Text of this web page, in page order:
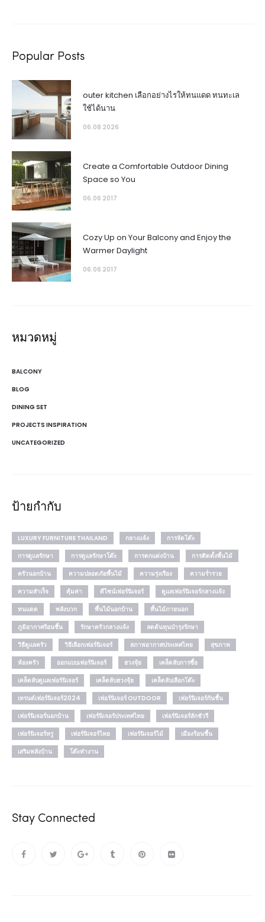
Popular Posts
outer kitchen เลือกอย่างไรให้ทนแดด ทนทะเล
ใช้ได้นาน
06.08 2026
Create a Comfortable Outdoor Dining
Space so You
06.06 2017
Cozy Up on Your Balcony and Enjoy the
Warmer Daylight
06.06 2017
หมวดหมู่
BALCONY
BLOG
DINING SET
PROJECTS INSPIRATION
UNCATEGORIZED
ป้ายกำกับ
LUXURY FURNITURE THAILAND กลางแจ้ง
การจัดโต๊ะ
การดูแลรักษา
การดูแลรักษาโต๊ะ การตกแต่งบ้าน
การติดตั้งพื้นไม้
ครัวนอกบ้าน
ความปลอดภัยพื้นไม้ ความรุ่งเรือง
ความร่ำรวย
ความสำเร็จ
คุ้มค่า ดีไซน์เฟอร์นิเจอร์
ดูแลเฟอร์นิเจอร์กลางแจ้ง
ทนแดด
พลังบวก พื้นไม้นอกบ้าน
พื้นไม้ภายนอก
ภูมิอากาศร้อนชื้น
รักษาครัวกลางแจ้ง
ลดต้นทุนบำรุงรักษา
วิธีดูแลครัว
วิธีเลือกเฟอร์นิเจอร์ สภาพอากาศประเทศไทย
สุขภาพ
ห้องครัว
ออกแบบเฟอร์นิเจอร์ ฮวงจุ้ย
เคล็ดลับการซื้อ
เคล็ดลับดูแลเฟอร์นิเจอร์
เคล็ดลับฮวงจุ้ย
เคล็ดลับเลือกโต๊ะ
เทรนด์เฟอร์นิเจอร์2024
เฟอร์นิเจอร์ OUTDOOR
เฟอร์นิเจอร์กันชื้น
เฟอร์นิเจอร์นอกบ้าน
เฟอร์นิเจอร์ประเทศไทย
เฟอร์นิเจอร์ลักชัวรี
เฟอร์นิเจอร์หรู
เฟอร์นิเจอร์ไทย เฟอร์นิเจอร์ไม้
เมืองร้อนชื้น
เสริมพลังบ้าน
โต๊ะทำงาน
Stay Connected